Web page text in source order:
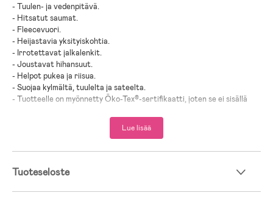
- Tuulen- ja vedenpitävä.
- Hitsatut saumat.
- Fleecevuori.
- Heijastavia yksityiskohtia.
- Irrotettavat jalkalenkit.
- Joustavat hihansuut.
- Helpot pukea ja riisua.
- Suojaa kylmältä, tuulelta ja sateelta.
- Tuotteelle on myönnetty Öko-Tex®-sertifikaatti, joten se ei sisällä
Lue lisää
Tuoteseloste